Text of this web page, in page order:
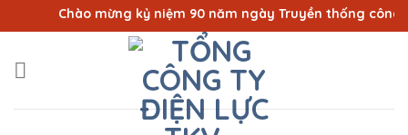
qua
dung
Chào mừng kỷ niệm 90 năm ngày Truyền thống công